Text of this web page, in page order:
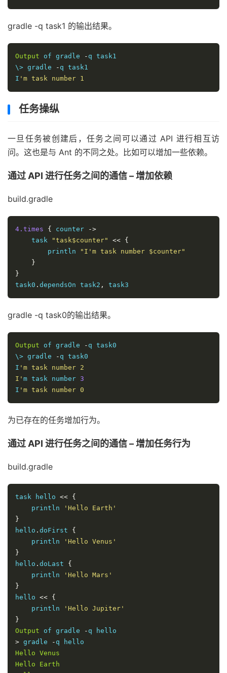
gradle -q task1 的输出结果。
Output of gradle - q task1
\> gradle
- q task1
I 'm task number 1
任务操纵
一旦任务被创建后，任务之间可以通过 API 进行相互访
问。这也是与 Ant 的不同之处。比如可以增加一些依赖。
通过 API 进行任务之间的通信 – 增加依赖
build.gradle
4.times { counter
->
    task
"task$counter" << {
        println
"I'm task number $counter"
}
}
task0 . dependsOn task2 , task3
gradle -q task0的输出结果。
Output of gradle - q task0
\> gradle
- q task0
I 'm task number 2
I' m task number 3
I 'm task number 0
为已存在的任务增加行为。
通过 API 进行任务之间的通信 – 增加任务行为
build.gradle
task hello << {
    println
'Hello Earth'
}
hello . doFirst {
    println
'Hello Venus'
}
hello . doLast {
    println
'Hello Mars'
}
hello << {
    println
'Hello Jupiter'
}
Output of gradle -
> gradle -
Hello Venus
Hello
Earth